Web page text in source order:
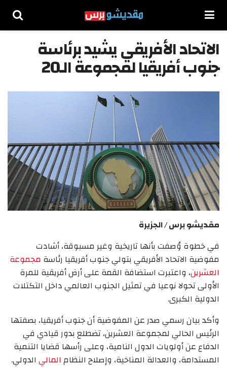
الاتحاد الأفريقي يشيد برئاسة
جنوب أفريقيا لمجموعة الـ20
مقديشو برس / الجزيرة
في خطوة وُصفت بأنها تاريخية وغير مسبوقة، أشادت
مفوضية الاتحاد الأفريقي بتولي جنوب أفريقيا رئاسة مجموعة
العشرين، واعتبرت استضافة القمة على أرض أفريقية للمرة
الأولى تحولا نوعيا في تمثيل الجنوب العالمي داخل التكتلات
الدولية الكبرى.
وأكد بيان رسمي صدر عن المفوضية أن جنوب أفريقيا، بصفتها
الرئيس الحالي لمجموعة العشرين، تضطلع بدور قيادي في
الدفاع عن أولويات الدول النامية، وعلى رأسها قضايا التنمية
المستدامة، والعدالة المناخية، وإصلاح النظام المالي الدولي.